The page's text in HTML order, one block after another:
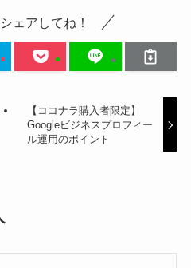
ェアしてね！
【ココナラ購入者限定】
Googleビジネスプロフィー
ル運用のポイント